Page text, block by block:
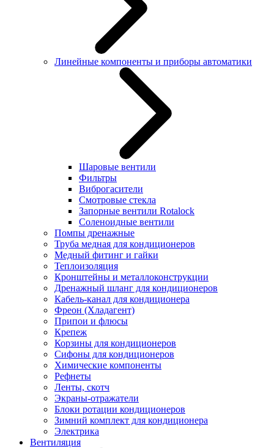
Линейные компоненты и приборы автоматики
Шаровые вентили
Фильтры
Виброгасители
Смотровые стекла
Запорные вентили Rotalock
Соленоидные вентили
Помпы дренажные
Труба медная для кондиционеров
Медный фитинг и гайки
Теплоизоляция
Кронштейны и металлоконструкции
Дренажный шланг для кондиционеров
Кабель-канал для кондиционера
Фреон (Хладагент)
Припои и флюсы
Крепеж
Корзины для кондиционеров
Сифоны для кондиционеров
Химические компоненты
Рефнеты
Ленты, скотч
Экраны-отражатели
Блоки ротации кондиционеров
Зимний комплект для кондиционера
Электрика
Вентиляция